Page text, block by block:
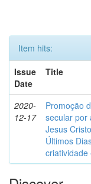
Item hits:
Issue
Date
Title
2020-
12-17
Promoção
secular por
Jesus
Últimos
criatividade